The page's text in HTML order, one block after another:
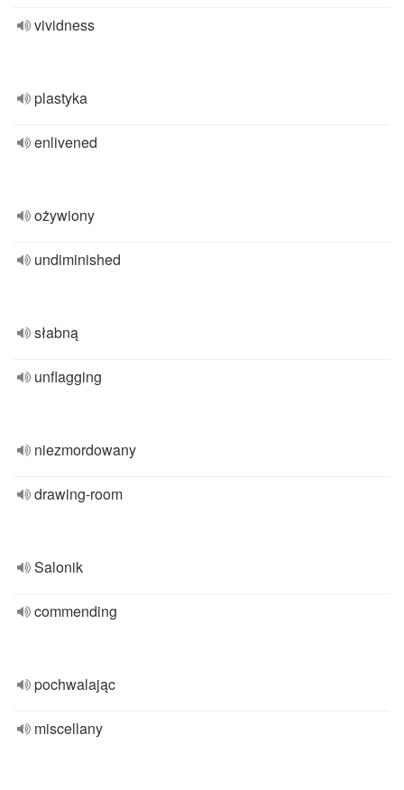
vividness
plastyka
enlivened
ożywiony
undiminished
słabną
unflagging
niezmordowany
drawing-room
Salonik
commending
pochwalając
miscellany